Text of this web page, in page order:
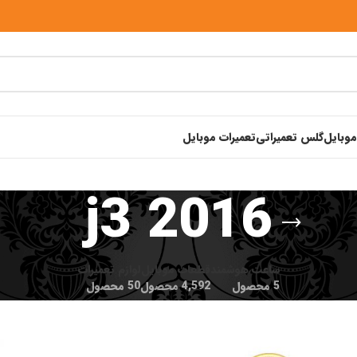
گلس تعمیراتیتعمیرات موبایل
j3 2016
ساعت هوشمند
5 محصول
قطعات موبایل
4,592 محصول
لوازم تعمیرات
50 محصول